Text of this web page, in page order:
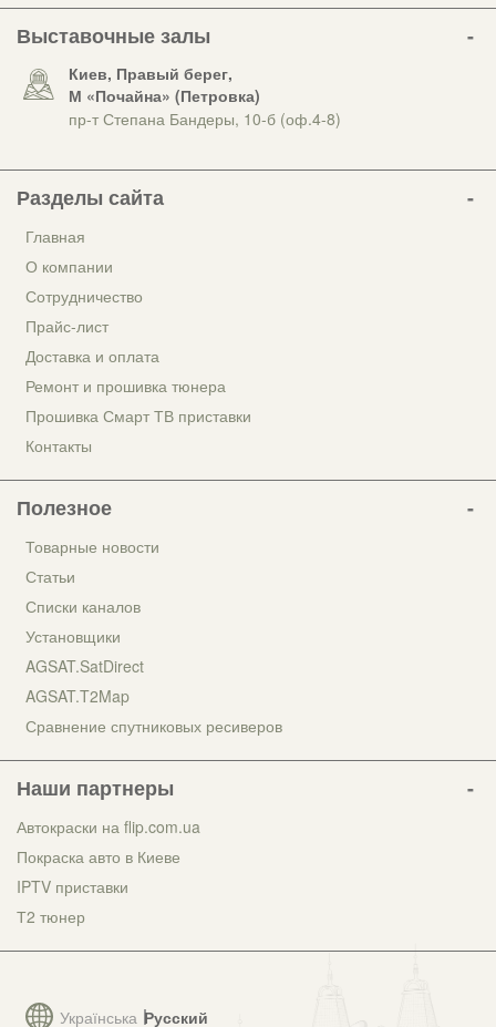
Выставочные залы
Киев, Правый берег,
М «Почайна» (Петровка)
пр-т Степана Бандеры, 10-б (оф.4-8)
Українська Русский
Разделы сайта
Главная
О компании
Сотрудничество
Прайс-лист
Доставка и оплата
Ремонт и прошивка тюнера
Прошивка Смарт ТВ приставки
Контакты
Полезное
Товарные новости
Статьи
Списки каналов
Установщики
AGSAT.SatDirect
AGSAT.T2Map
Сравнение спутниковых ресиверов
Наши партнеры
Автокраски на flip.com.ua
Покраска авто в Киеве
IPTV приставки
Т2 тюнер